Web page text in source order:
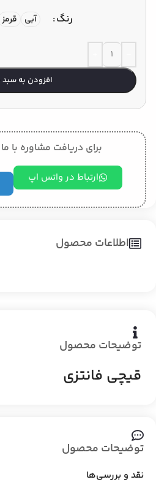
رنگ آبی قرمز
افزودن به سبد
برای دریافت مشاوره با
ارتباط در واتس اپ
توضیحات محصول
قیچی فانتزی
اطلاعات محصول
توضیحات محصول
نقد و بررسی‌ها